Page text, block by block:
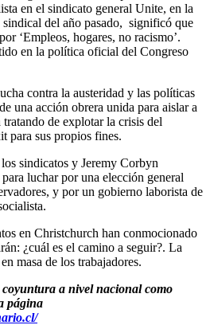
en el sindicato general Unite, en la
del año pasado, significó que
‘Empleos, hogares, no racismo’.
en la política oficial del Congreso
contra la austeridad y las políticas
una acción obrera unida para aislar a
tratando de explotar la crisis del
para sus propios fines.
sindicatos y Jeremy Corbyn
luchar por una elección general
y por un gobierno laborista de
en Christchurch han conmocionado
¿cuál es el camino a seguir?. La
masa de los trabajadores.
a nivel nacional como
página